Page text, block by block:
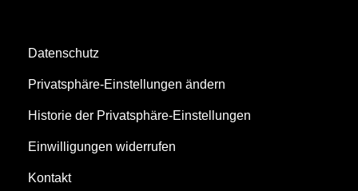
Datenschutz
Privatsphäre-Einstellungen ändern
Historie der Privatsphäre-Einstellungen
Einwilligungen widerrufen
Kontakt